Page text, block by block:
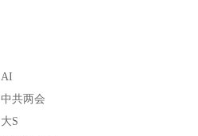
AI
中共两会
大S